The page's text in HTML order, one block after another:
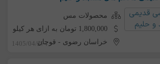
محصولات مس
1,800,000 تومان به ازای هر کیلو
خراسان رضوی - قوچان1405/04/27